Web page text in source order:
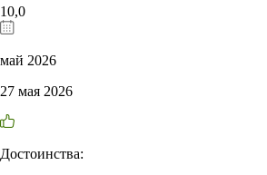
10,0
май 2026
27 мая 2026
Достоинства: